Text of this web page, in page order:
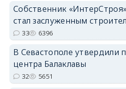
Собственник
стал заслуженным
33 6396
В Севастополе утвердили
центра Балаклавы
32 5651